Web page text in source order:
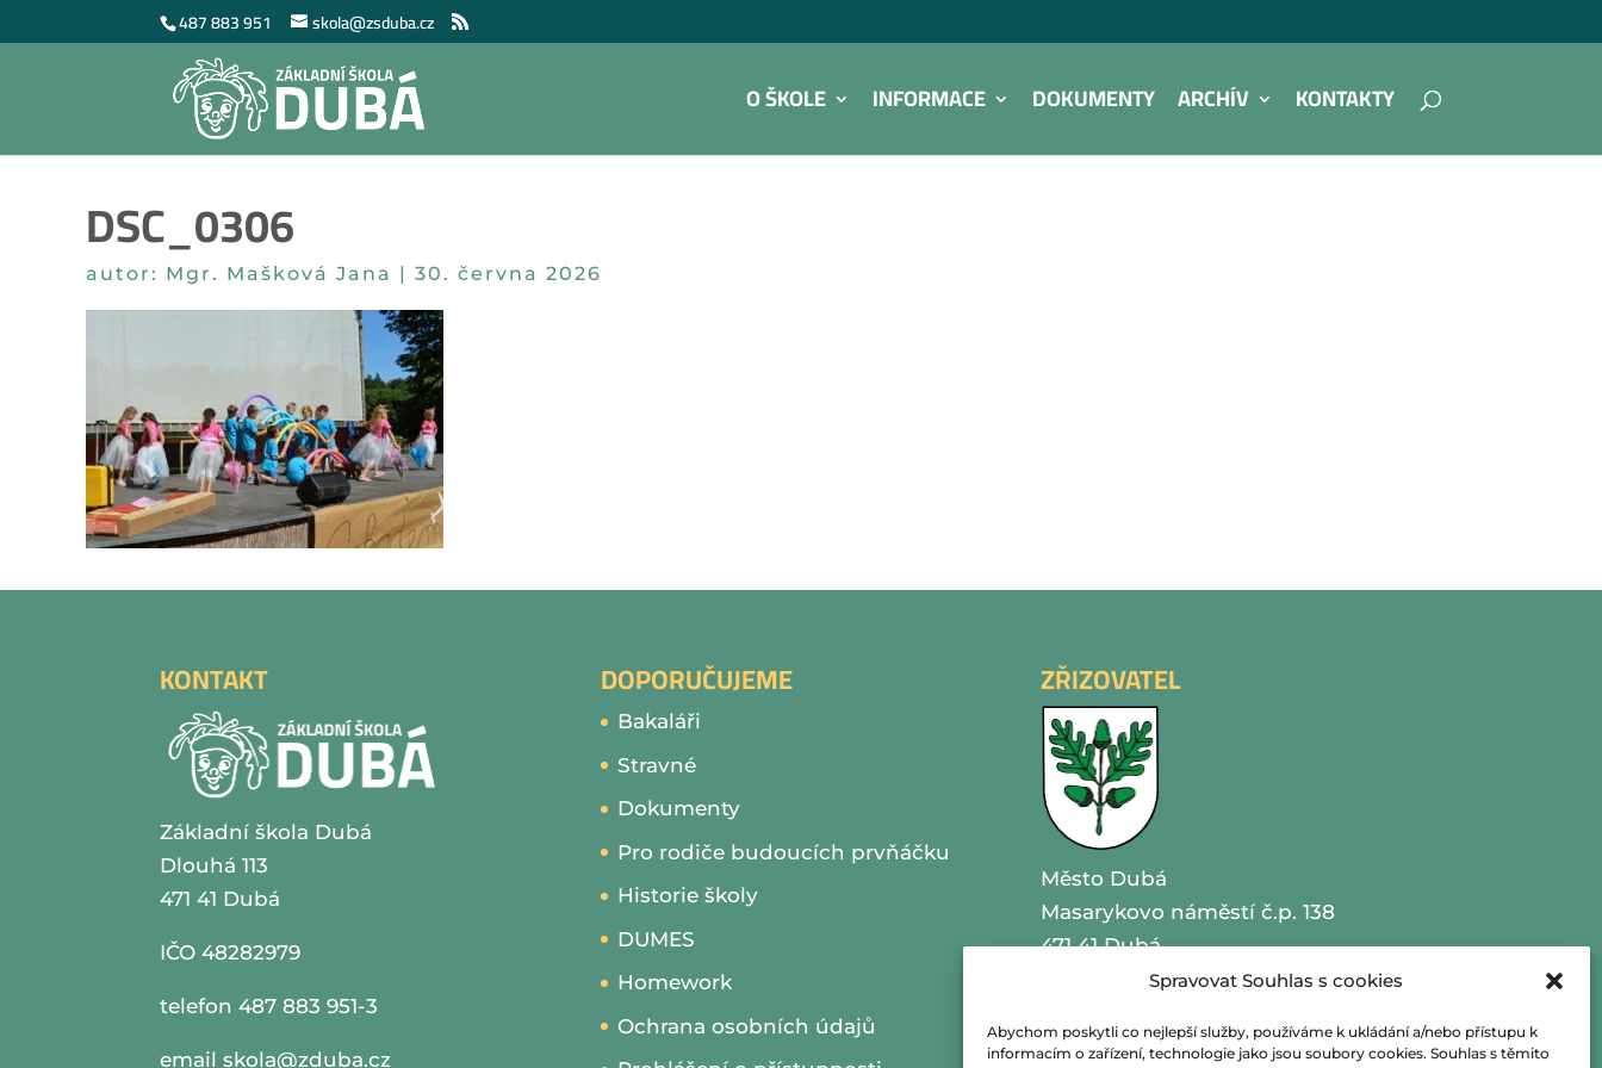
Spravovat Souhlas s cookies
Abychom poskytli co nejlepší služby, používáme k ukládání a/nebo přístupu k
informacím o zařízení, technologie jako jsou soubory cookies. Souhlas s těmito
487 883 951 skola@zsduba.cz
O ŠKOLE INFORMACE DOKUMENTY ARCHÍV KONTAKTY
DSC_0306
autor: Mgr. Mašková Jana | 30. června 2026
KONTAKT
Základní škola Dubá
Dlouhá 113
471 41 Dubá
IČO 48282979
telefon 487 883 951-3
emailskola@zduba.cz
DOPORUČUJEME
Bakaláři
Stravné
Dokumenty
Pro rodiče budoucích prvňáčku
Historie školy
DUMES
Homework
Ochrana osobních údajů
ZŘIZOVATEL
Město Dubá
Masarykovo náměstí č.p. 138
471 41 Dubá
IČO 00260479
telefon 487 870 201